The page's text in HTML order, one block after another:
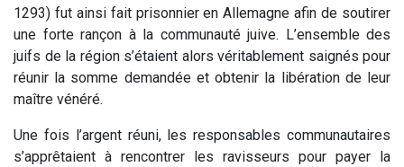
1293) fut ainsi fait prisonnier en Allemagne afin de soutirer
une forte rançon à la communauté juive. L’ensemble des
juifs de la région s’étaient alors véritablement saignés pour
réunir la somme demandée et obtenir la libération de leur
maître vénéré.
Une fois l’argent réuni, les responsables communautaires
s’apprêtaient à rencontrer les ravisseurs pour payer la